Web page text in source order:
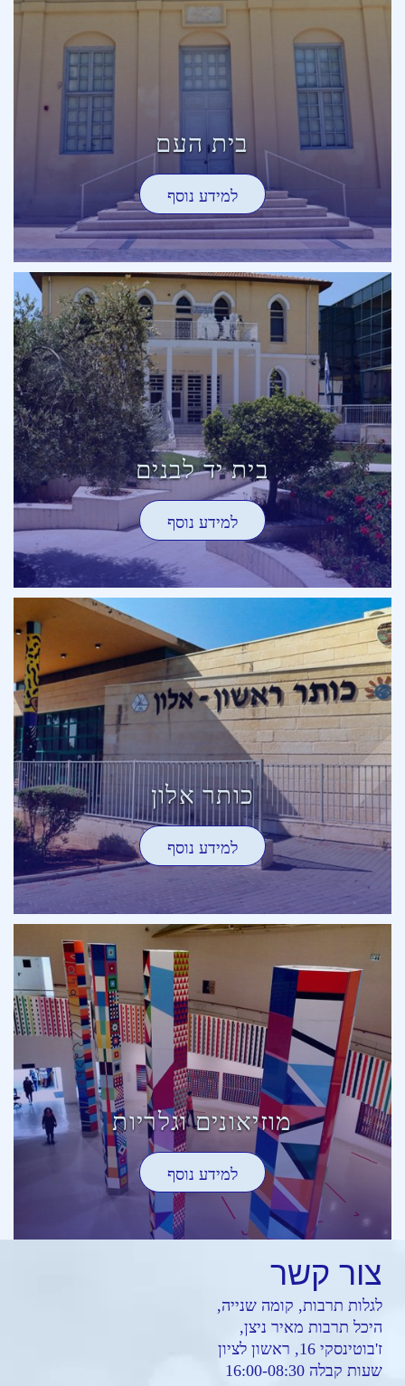
בית העם
למידע נוסף
בית יד לבנים
למידע נוסף
כותר אלון
למידע נוסף
מוזיאונים וגלריות
למידע נוסף
צור קשר
לגלות תרבות, קומה שנייה,
היכל תרבות מאיר ניצן,
ז'בוטינסקי 16, ראשון לציון
שעות קבלה 16:00-08:30